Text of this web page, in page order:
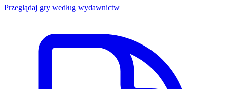
Przeglądaj gry według wydawnictw